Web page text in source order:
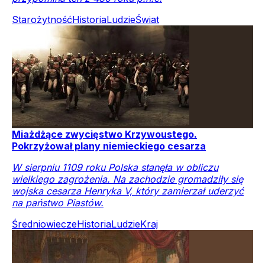
StarożytnośćHistoriaLudzieŚwiat
Miażdżące zwycięstwo Krzywoustego.
Pokrzyżował plany niemieckiego cesarza
W sierpniu 1109 roku Polska stanęła w obliczu
wielkiego zagrożenia. Na zachodzie gromadziły się
wojska cesarza Henryka V, który zamierzał uderzyć
na państwo Piastów.
ŚredniowieczeHistoriaLudzieKraj